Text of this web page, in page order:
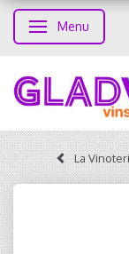
Toggle
Menu
La